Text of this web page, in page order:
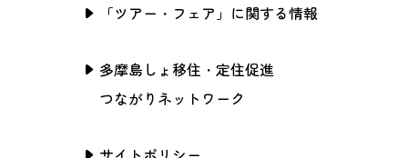
「ツアー・フェア」に関する情報
多摩島しょ移住・定住促進
つながりネットワーク